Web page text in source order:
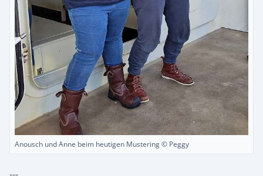
Anousch und Anne beim heutigen Mustering © Peggy